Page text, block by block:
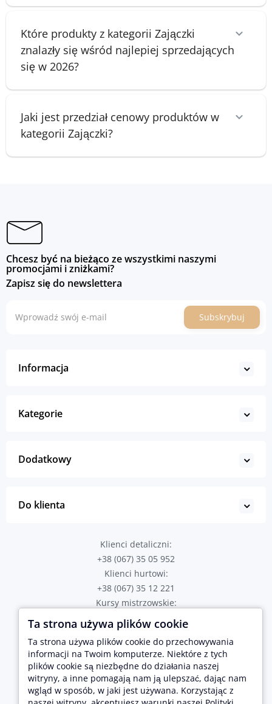
Które produkty z kategorii Zajączki
znalazły się wśród najlepiej sprzedających
się w 2026?
Jaki jest przedział cenowy produktów w
kategorii Zajączki?
Chcesz być na bieżąco ze wszystkimi naszymi
promocjami i zniżkami?
Zapisz się do newslettera
Subskrybuj
Informacja
Kategorie
Dodatkowy
Do klienta
Klienci detaliczni:
+38 (067) 35 05 952
Klienci hurtowi:
+38 (067) 35 12 221
Kursy mistrzowskie:
+38 (067) 82 43 723
Poproś o połączenie
Adres sklepu:
Tarnopol, ul. Hetmana Sahaidachnogo 2
Lwów, ul. Brativ Rohatyntsiv 17
Ta strona używa plików cookie
Ta strona używa plików cookie do przechowywania
informacji na Twoim komputerze. Niektóre z tych
plików cookie są niezbędne do działania naszej
witryny, a inne pomagają nam ją ulepszać, dając nam
wgląd w sposób, w jaki jest używana. Korzystając z